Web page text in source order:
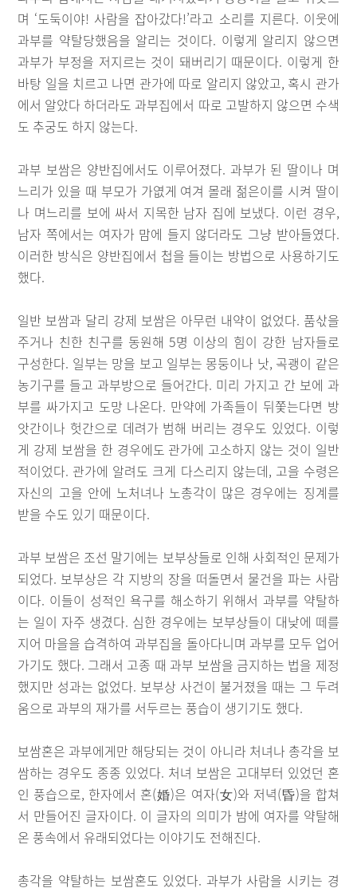
며 ‘도둑이야! 사람을 잡아갔다!’라고 소리를 지른다. 이웃에
과부를 약탈당했음을 알리는 것이다. 이렇게 알리지 않으면
과부가 부정을 저지르는 것이 돼버리기 때문이다. 이렇게 한
바탕 일을 치르고 나면 관가에 따로 알리지 않았고, 혹시 관가
에서 알았다 하더라도 과부집에서 따로 고발하지 않으면 수색
도 추궁도 하지 않는다.
과부 보쌈은 양반집에서도 이루어졌다. 과부가 된 딸이나 며
느리가 있을 때 부모가 가엾게 여겨 몰래 젊은이를 시켜 딸이
나 며느리를 보에 싸서 지목한 남자 집에 보냈다. 이런 경우,
남자 쪽에서는 여자가 맘에 들지 않더라도 그냥 받아들였다.
이러한 방식은 양반집에서 첩을 들이는 방법으로 사용하기도
했다.
일반 보쌈과 달리 강제 보쌈은 아무런 내약이 없었다. 품삯을
주거나 친한 친구를 동원해 5명 이상의 힘이 강한 남자들로
구성한다. 일부는 망을 보고 일부는 몽둥이나 낫, 곡괭이 같은
농기구를 들고 과부방으로 들어간다. 미리 가지고 간 보에 과
부를 싸가지고 도망 나온다. 만약에 가족들이 뒤쫓는다면 방
앗간이나 헛간으로 데려가 범해 버리는 경우도 있었다. 이렇
게 강제 보쌈을 한 경우에도 관가에 고소하지 않는 것이 일반
적이었다. 관가에 알려도 크게 다스리지 않는데, 고을 수령은
자신의 고을 안에 노처녀나 노총각이 많은 경우에는 징계를
받을 수도 있기 때문이다.
과부 보쌈은 조선 말기에는 보부상들로 인해 사회적인 문제가
되었다. 보부상은 각 지방의 장을 떠돌면서 물건을 파는 사람
이다. 이들이 성적인 욕구를 해소하기 위해서 과부를 약탈하
는 일이 자주 생겼다. 심한 경우에는 보부상들이 대낮에 떼를
지어 마을을 습격하여 과부집을 돌아다니며 과부를 모두 업어
가기도 했다. 그래서 고종 때 과부 보쌈을 금지하는 법을 제정
했지만 성과는 없었다. 보부상 사건이 불거졌을 때는 그 두려
움으로 과부의 재가를 서두르는 풍습이 생기기도 했다.
보쌈혼은 과부에게만 해당되는 것이 아니라 처녀나 총각을 보
쌈하는 경우도 종종 있었다. 처녀 보쌈은 고대부터 있었던 혼
인 풍습으로, 한자에서 혼(婚)은 여자(女)와 저녁(昏)을 합쳐
서 만들어진 글자이다. 이 글자의 의미가 밤에 여자를 약탈해
온 풍속에서 유래되었다는 이야기도 전해진다.
총각을 약탈하는 보쌈혼도 있었다. 과부가 사람을 시키는 경